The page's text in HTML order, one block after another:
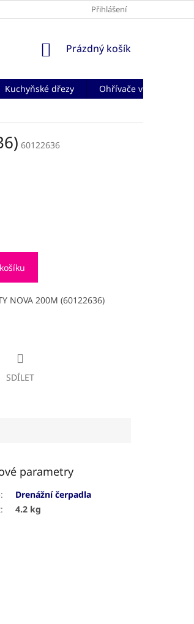
Přihlášení
NÁKUPNÍ
Prázdný košík
Kuchyňské dřezy Ohřívače vody
60122636
NOVA 200M (60122636)
SDÍLET
parametry
:
Drenážní čerpadla
: 4.2 kg